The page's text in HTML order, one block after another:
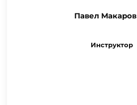
Павел Макаров
Инструктор